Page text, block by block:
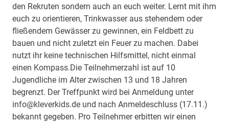
den Rekruten sondern auch an euch weiter. Lernt mit ihm
euch zu orientieren, Trinkwasser aus stehendem oder
fließendem Gewässer zu gewinnen, ein Feldbett zu
bauen und nicht zuletzt ein Feuer zu machen. Dabei
nutzt ihr keine technischen Hilfsmittel, nicht einmal
einen Kompass.Die Teilnehmerzahl ist auf 10
Jugendliche im Alter zwischen 13 und 18 Jahren
begrenzt. Der Treffpunkt wird bei Anmeldung unter
info@kleverkids.de und nach Anmeldeschluss (17.11.)
bekannt gegeben. Pro Teilnehmer erbitten wir einen